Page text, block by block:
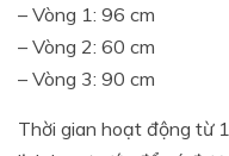
– Vòng 1: 96 cm
– Vòng 2: 60 cm
– Vòng 3: 90 cm
Thời gian hoạt động từ